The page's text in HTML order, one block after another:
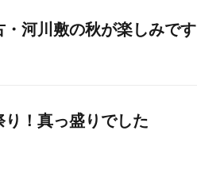
河川敷の秋が楽しみです
！真っ盛りでした